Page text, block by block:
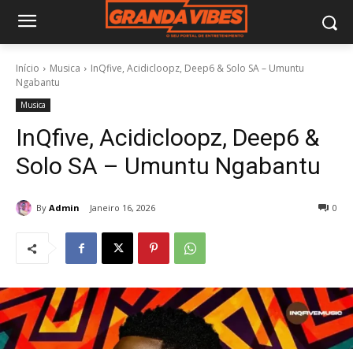
Início Musica
InQfive, Acidicloopz, Deep6 & Solo SA – Umuntu
Ngabantu
Musica
InQfive, Acidicloopz, Deep6 &
Solo SA – Umuntu Ngabantu
By Admin Janeiro 16, 2026 0